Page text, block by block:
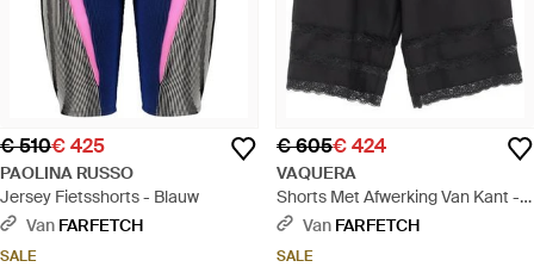
€ 510€ 425
PAOLINA RUSSO
Jersey Fietsshorts - Blauw
Van FARFETCH
SALE
€ 605€ 424
VAQUERA
Shorts Met Afwerking Van Kant -
GrijsVan FARFETCH
SALE